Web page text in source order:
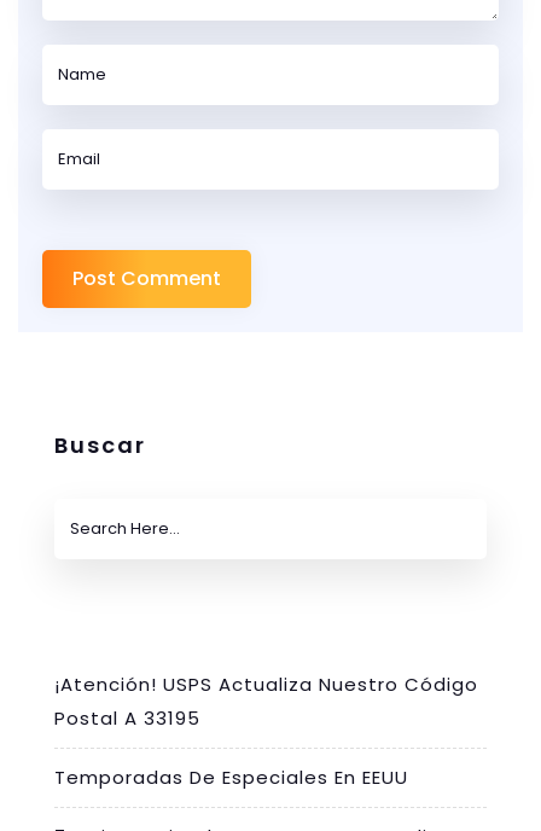
Buscar
¡Atención! USPS Actualiza Nuestro Código
Postal A 33195
Temporadas De Especiales En EEUU